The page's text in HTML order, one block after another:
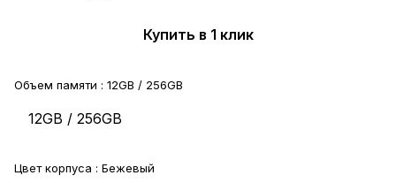
Купить в 1 клик
Объем памяти : 12GB / 256GB
12GB / 256GB
Цвет корпуса : Бежевый